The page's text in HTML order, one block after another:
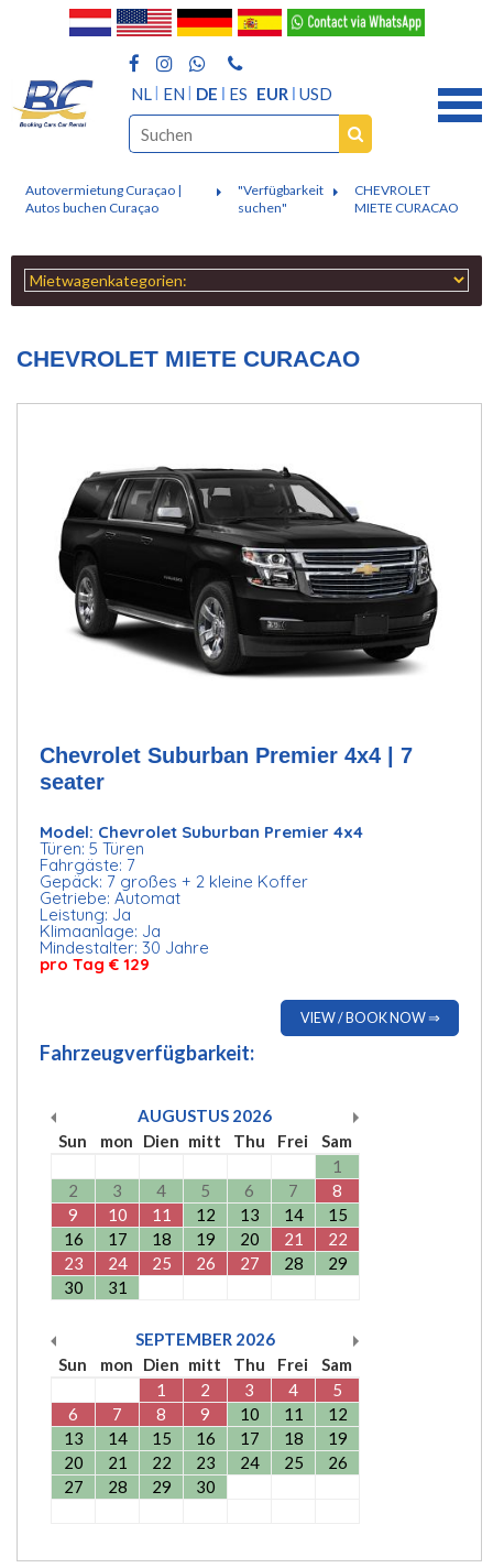
NL EN DE ES EUR USD
Autovermietung Curaçao |
Autos buchen Curaçao
"Verfügbarkeit
suchen"
CHEVROLET
MIETE CURACAO
CHEVROLET MIETE CURACAO
Chevrolet Suburban Premier 4x4 | 7
seater
Model: Chevrolet Suburban Premier 4x4
Türen: 5 Türen
Fahrgäste: 7
Gepäck: 7 großes + 2 kleine Koffer
Getriebe: Automat
Leistung: Ja
Klimaanlage: Ja
Mindestalter: 30 Jahre
pro Tag € 129
VIEW / BOOK NOW ⇒
Fahrzeugverfügbarkeit:
AUGUSTUS 2026
Sun
mon Dien mitt Thu Frei
Sam
1
2
3 4 5 6 7
8
9
10 11 12 13 14
15
16
17 18 19 20 21
22
23
24 25 26 27 28
29
30
31
SEPTEMBER 2026
Sun
mon Dien mitt Thu Frei
Sam
1
2 3 4
5
6
7 8 9 10 11
12
13
14 15 16 17 18
19
20
21 22 23 24 25
26
27
28 29 30